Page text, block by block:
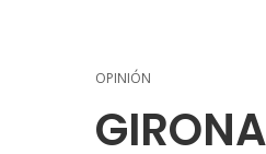
OPINIÓN